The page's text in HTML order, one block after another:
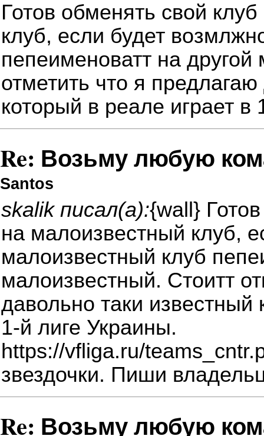
Готов обменять свой
клуб, если будет
пепеименоватт на
отметить что я
который в реале играет в
Re: Возьму любую
Santos
skalik писал(а):{wall}
на малоизвестный клуб,
малоизвестный клуб
малоизвестный. Стоитт
давольно таки известный
1-й лиге Украины.
https://vfliga.ru/
звездочки. Пиши
Re: Возьму любую